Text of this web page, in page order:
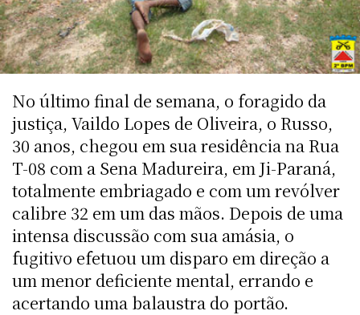
No último final de semana, o foragido da
justiça, Vaildo Lopes de Oliveira, o Russo,
30 anos, chegou em sua residência na Rua
T-08 com a Sena Madureira, em Ji-Paraná,
totalmente embriagado e com um revólver
calibre 32 em um das mãos. Depois de uma
intensa discussão com sua amásia, o
fugitivo efetuou um disparo em direção a
um menor deficiente mental, errando e
acertando uma balaustra do portão.